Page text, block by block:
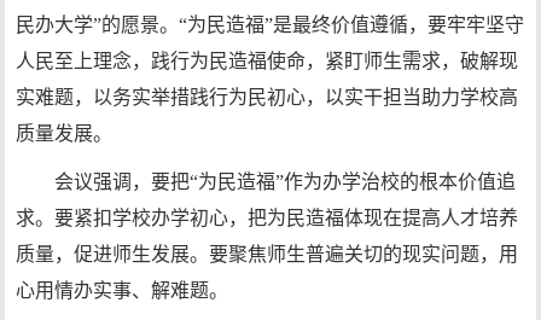
民办大学”的愿景。“为民造福”是最终价值遵循，要牢牢坚守
人民至上理念，践行为民造福使命，紧盯师生需求，破解现
实难题，以务实举措践行为民初心，以实干担当助力学校高
质量发展。
会议强调，要把“为民造福”作为办学治校的根本价值追
求。要紧扣学校办学初心，把为民造福体现在提高人才培养
质量，促进师生发展。要聚焦师生普遍关切的现实问题，用
心用情办实事、解难题。